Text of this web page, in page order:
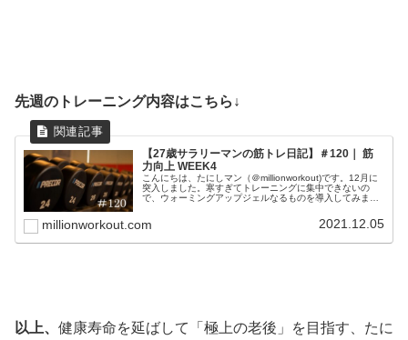
先週のトレーニング内容はこちら↓
【27歳サラリーマンの筋トレ日記】＃120｜ 筋
力向上 WEEK4
こんにちは、たにしマン（＠millionworkout)です。12月に
突入しました。寒すぎてトレーニングに集中できないの
で、ウォーミングアップジェルなるものを導入してみまし
millionworkout.com 2021.12.05
以上、 健康寿命を延ばして「極上の老後」を目指す、たに